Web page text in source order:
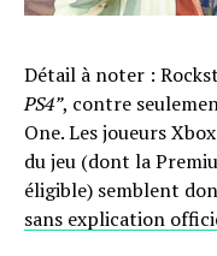
Détail à noter :
PS4”, contre
One. Les joueurs
du jeu (dont la
éligible) semblent
sans explication